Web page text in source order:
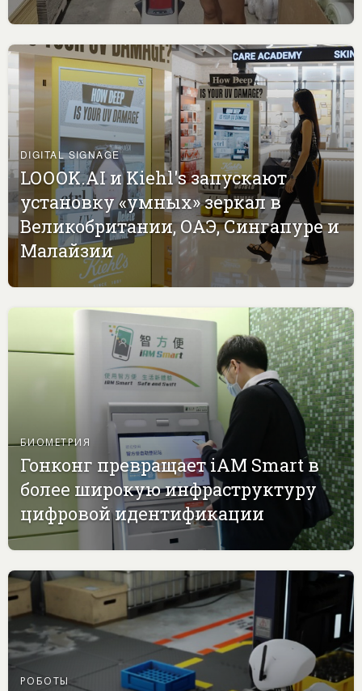
DIGITAL SIGNAGE
LOOOK.AI и Kiehl's запускают
установку «умных» зеркал в
Великобритании, ОАЭ, Сингапуре и
Малайзии
БИОМЕТРИЯ
Гонконг превращает iAM Smart в
более широкую инфраструктуру
цифровой идентификации
РОБОТЫ